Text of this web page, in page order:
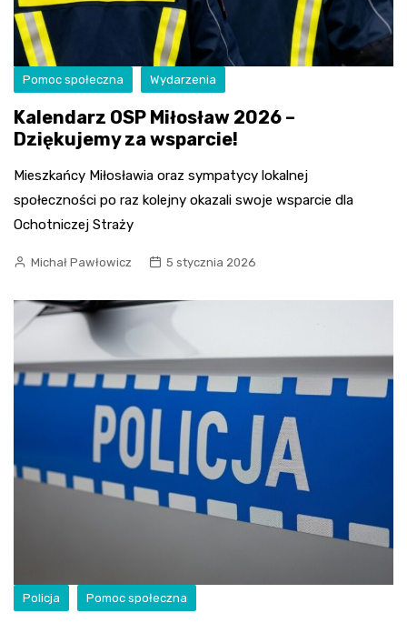
Pomoc społeczna Wydarzenia
Kalendarz OSP Miłosław 2026 –
Dziękujemy za wsparcie!
Mieszkańcy Miłosławia oraz sympatycy lokalnej
społeczności po raz kolejny okazali swoje wsparcie dla
Ochotniczej Straży
Michał Pawłowicz 5 stycznia 2026
Policja Pomoc społeczna